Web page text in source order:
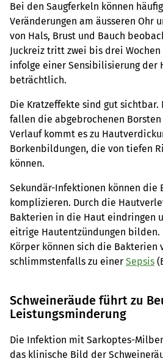
Bei den Saugferkeln können
Veränderungen am äusseren Ohr
von Hals, Brust und Bauch
Juckreiz tritt zwei bis drei
infolge einer Sensibilisierung der
beträchtlich.
Die Kratzeffekte sind gut sichtbar.
fallen die abgebrochenen
Verlauf kommt es zu
Borkenbildungen, die von tiefen
können.
Sekundär-Infektionen können die
komplizieren. Durch die
Bakterien in die Haut eindringen
eitrige Hautentzündungen
Körper können sich die Bakterien
schlimmstenfalls zu einer Sepsis
Schweineräude führt zu
Leistungsminderung
Die Infektion mit Sarkoptes-
das klinische Bild der